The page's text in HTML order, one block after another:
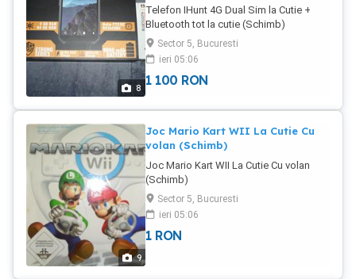
8
Telefon IHunt 4G Dual Sim la Cutie +
Bluetooth tot la cutie (Schimb)
Sector 5, Bucuresti
ieri 05:06
1 100 RON
9
Joc Mario Kart WII La Cutie Cu
volan (Schimb)
Joc Mario Kart WII La Cutie Cu volan
(Schimb)
Sector 5, Bucuresti
ieri 05:06
1 RON